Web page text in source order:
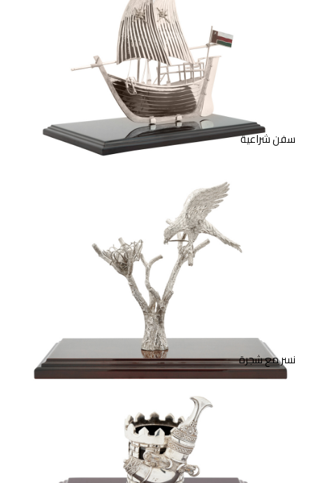
منحوتة فنية من الفضة
الاسترليني أو الفضة المطلية
بالذهب لسفن شراعية عُمانية
على قاعدة خشبية. متوفر بأحجام
مختلفة.
سفن شراعية
منحوتة من الفضة الإسترليني
لنسر يعشش على شجرة مع
قاعدة خشبية.
نسر مع شجرة